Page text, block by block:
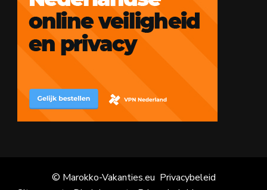
© Marokko-Vakanties.eu Privacybeleid